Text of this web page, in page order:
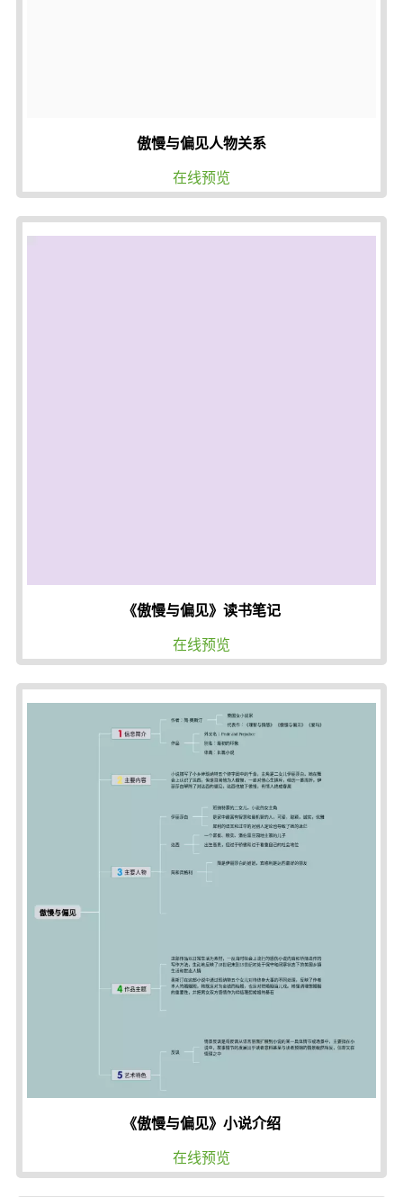
傲慢与偏见人物关系
在线预览
《傲慢与偏见》读书笔记
在线预览
《傲慢与偏见》小说介绍
在线预览